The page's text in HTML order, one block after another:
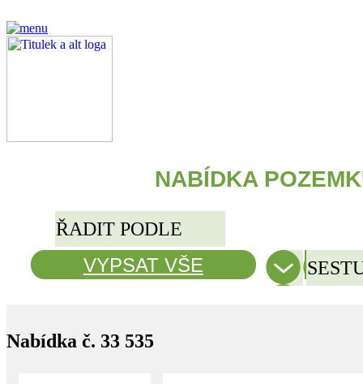
NABÍDKA
VYPSAT VŠE
ŘADIT PODLE
Nabídka č. 33 535